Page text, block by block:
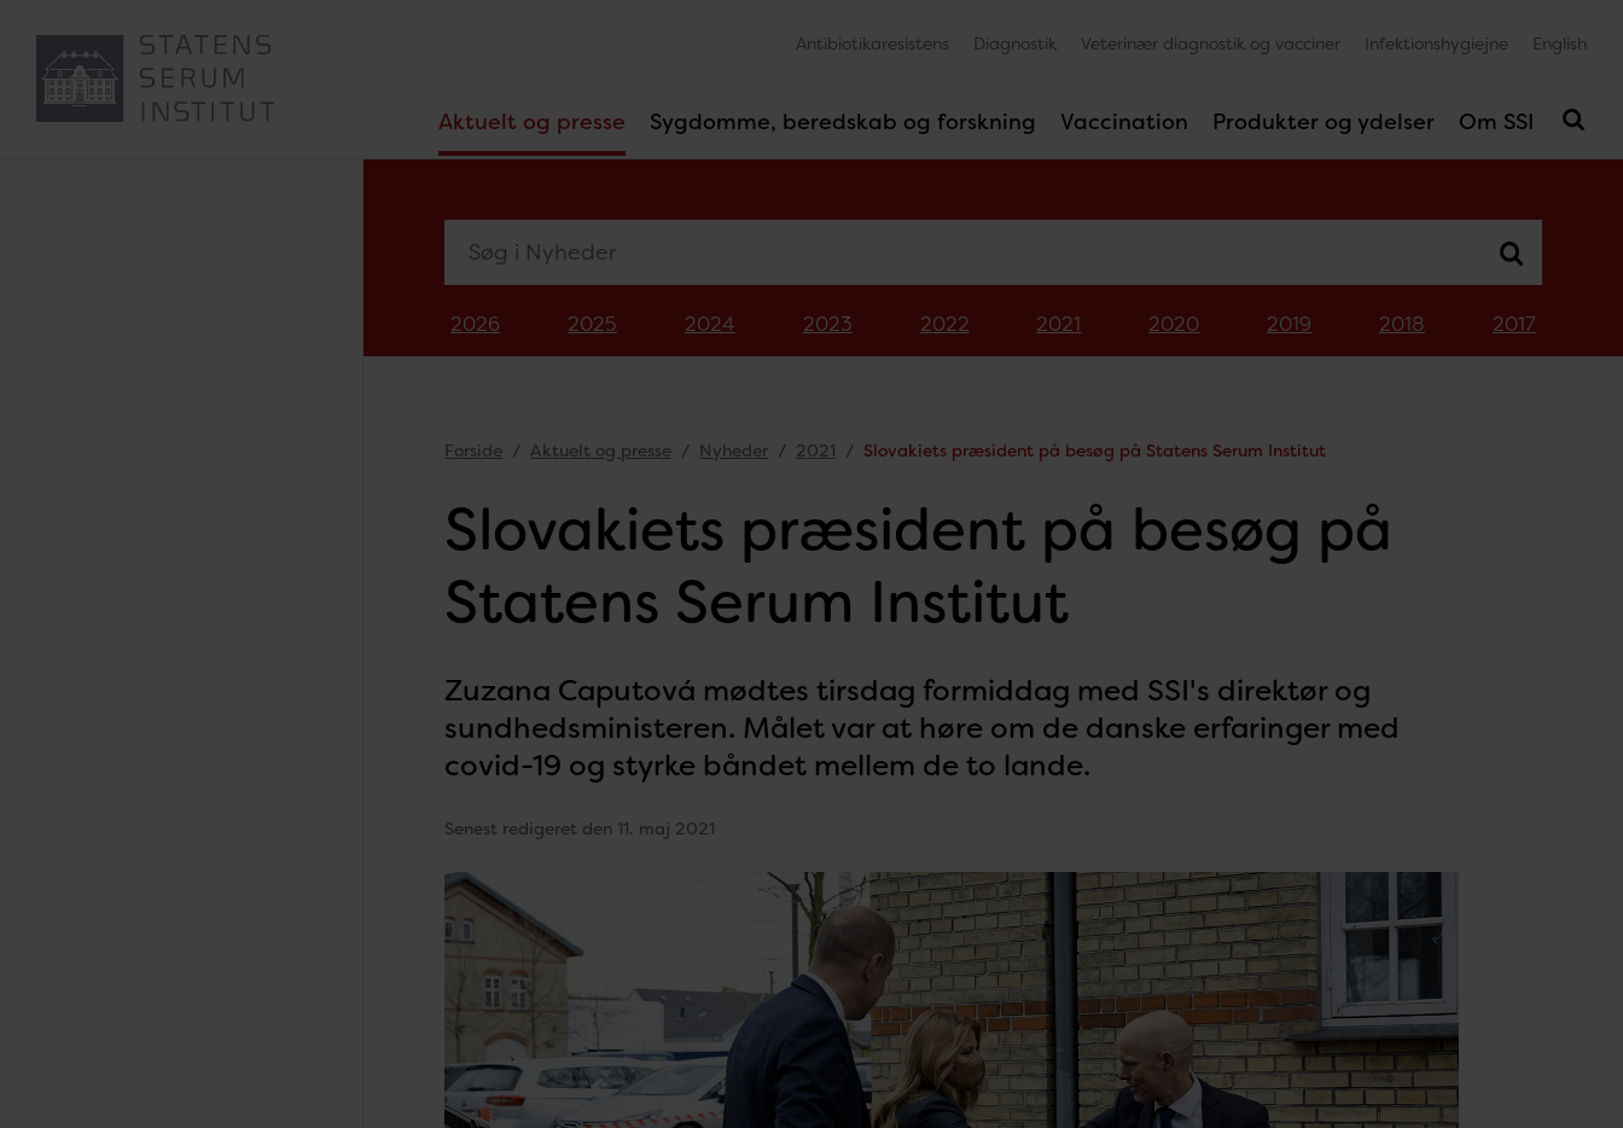
Aktuelt og presse Sygdomme, beredskab og forskning Vaccination Produkter og ydelser Om SSI
Antibiotikaresistens Diagnostik Veterinær diagnostik og vacciner Infektionshygiejne English
2026 2025 2024 2023 2022 2021 2020 2019 2018 2017
Forside Aktuelt og presse Nyheder 2021 Slovakiets præsident på besøg på Statens Serum Institut
Slovakiets præsident på besøg på
Statens Serum Institut
Zuzana Caputová mødtes tirsdag formiddag med SSI's direktør og
sundhedsministeren. Målet var at høre om de danske erfaringer med
covid-19 og styrke båndet mellem de to lande.
Senest redigeret den 11. maj 2021